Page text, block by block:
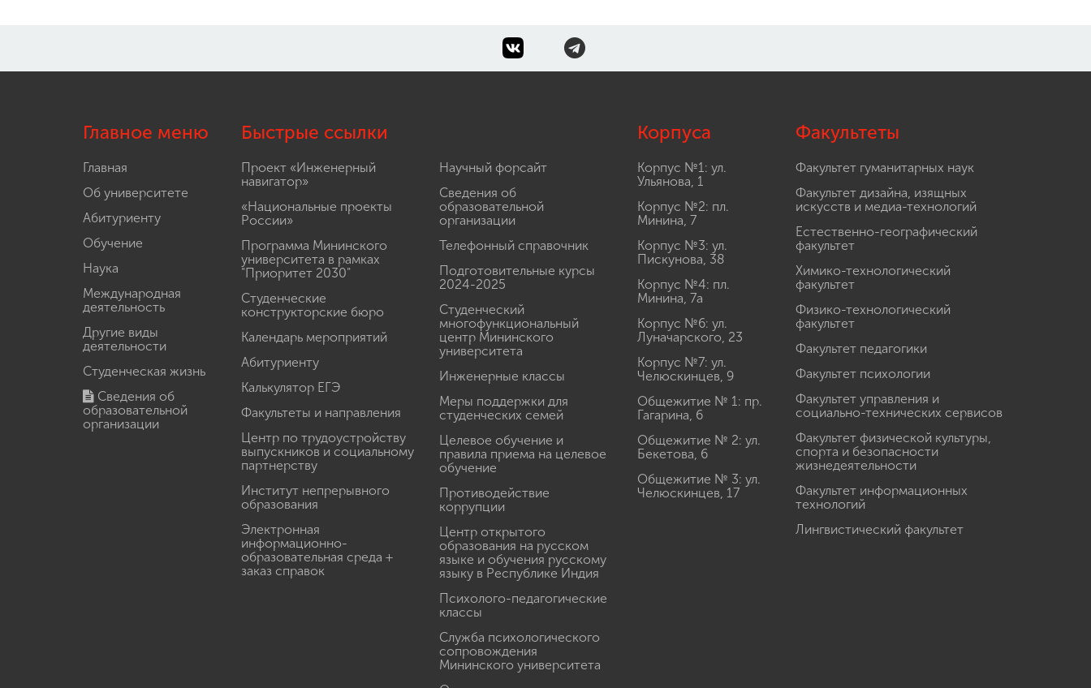
Главное меню
Главная
Об университете
Абитуриенту
Обучение
Наука
Международная
деятельность
Другие виды
деятельности
Студенческая жизнь
Сведения об
образовательной
организации
Быстрые ссылки
Проект «Инженерный
навигатор»
«Национальные проекты
России»
Программа Мининского
университета в рамках
"Приоритет 2030"
Студенческие
конструкторские бюро
Календарь мероприятий
Абитуриенту
Калькулятор ЕГЭ
Факультеты и направления
Центр по трудоустройству
выпускников и социальному
партнерству
Институт непрерывного
образования
Электронная
информационно-
образовательная среда +
заказ справок
Научный форсайт
Сведения об
образовательной
организации
Телефонный справочник
Подготовительные курсы
2024-2025
Студенческий
многофункциональный
центр Мининского
университета
Инженерные классы
Меры поддержки для
студенческих семей
Целевое обучение и
правила приема на целевое
обучение
Противодействие
коррупции
Центр открытого
образования на русском
языке и обучения русскому
языку в Республике Индия
Психолого-педагогические
классы
Служба психологического
сопровождения
Мининского университета
Корпуса
Корпус №1: ул.
Ульянова, 1
Корпус №2: пл.
Минина, 7
Корпус №3: ул.
Пискунова, 38
Корпус №4: пл.
Минина, 7а
Корпус №6: ул.
Луначарского, 23
Корпус №7: ул.
Челюскинцев, 9
Общежитие № 1: пр.
Гагарина, 6
Общежитие № 2: ул.
Бекетова, 6
Общежитие № 3: ул.
Челюскинцев, 17
Факультеты
Факультет гуманитарных наук
Факультет дизайна, изящных
искусств и медиа-технологий
Естественно-географический
факультет
Химико-технологический
факультет
Физико-технологический
факультет
Факультет педагогики
Факультет психологии
Факультет управления и
социально-технических сервисов
Факультет физической культуры,
спорта и безопасности
жизнедеятельности
Факультет информационных
технологий
Лингвистический факультет